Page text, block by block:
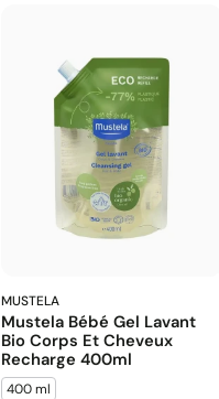
MUSTELA
Mustela Bébé Gel Lavant
Bio Corps Et Cheveux
Recharge 400ml
400 ml